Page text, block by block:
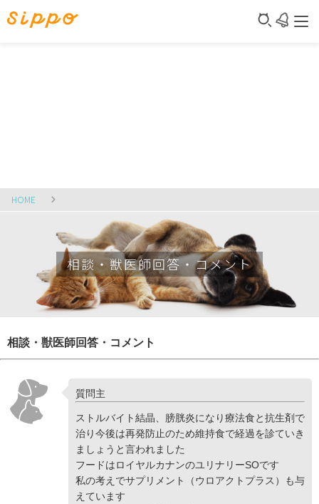
HOME
相談・獣医師回答・コメント
相談・獣医師回答・コメント
質問主
ストルバイト結晶、膀胱炎になり療法食と抗生剤で
治り今後は再発防止のため維持食で経過を診ていき
ましょうと言われました
フードはロイヤルカナンのユリナリーSOです
私の考えでサプリメント（ウロアクトプラス）も与
えています